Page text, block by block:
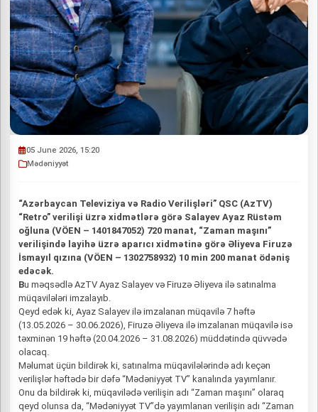
05 June 2026, 15:20
Mədəniyyət
“Azərbaycan Televiziya və Radio Verilişləri” QSC (AzTV)
“Retro” verilişi üzrə xidmətlərə görə Salayev Ayaz Rüstəm
oğluna (VÖEN – 1401847052) 720 manat, “Zaman maşını”
verilişində layihə üzrə aparıcı xidmətinə görə Əliyeva Firuzə
İsmayıl qızına (VÖEN – 1302758932) 10 min 200 manat ödəniş
edəcək.
Bu məqsədlə AzTV Ayaz Salayev və Firuzə Əliyeva ilə satınalma
müqavilələri imzalayıb.
Qeyd edək ki, Ayaz Salayev ilə imzalanan müqavilə 7 həftə
(13.05.2026 – 30.06.2026), Firuzə Əliyeva ilə imzalanan müqavilə isə
təxminən 19 həftə (20.04.2026 – 31.08.2026) müddətində qüvvədə
olacaq.
Məlumat üçün bildirək ki, satınalma müqavilələrində adı keçən
verilişlər həftədə bir dəfə “Mədəniyyət TV” kanalında yayımlanır.
Onu da bildirək ki, müqavilədə verilişin adı “Zaman maşını” olaraq
qeyd olunsa da, “Mədəniyyət TV”də yayımlanan verilişin adı “Zaman